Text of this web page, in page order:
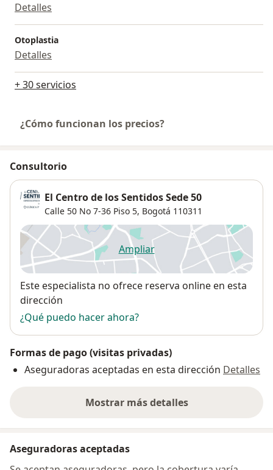
Detalles
Otoplastia
Detalles
+ 30 servicios
¿Cómo funcionan los precios?
Consultorio
El Centro de los Sentidos Sede 50
Calle 50 No 7-36 Piso 5, Bogotá 110311
Ampliarse abre en una nueva
Disponibilidad
Este especialista no ofrece reserva online en esta
dirección
¿Qué puedo hacer ahora?
Formas de pago (visitas privadas)
Aseguradoras aceptadas en esta dirección Detalles
Mostrar más detalles
sobre la dirección
Aseguradoras aceptadas